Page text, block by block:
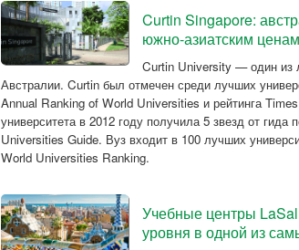
Curtin Singapore:
южно-азиатским ценам
Curtin University — один из
Австралии. Curtin был отмечен среди лучших
Annual Ranking of World Universities и рейтинга
университета в 2012 году получила 5 звезд от гида
Universities Guide. Вуз входит в 100 лучших
World Universities Ranking.
Учебные центры
уровня в одной из